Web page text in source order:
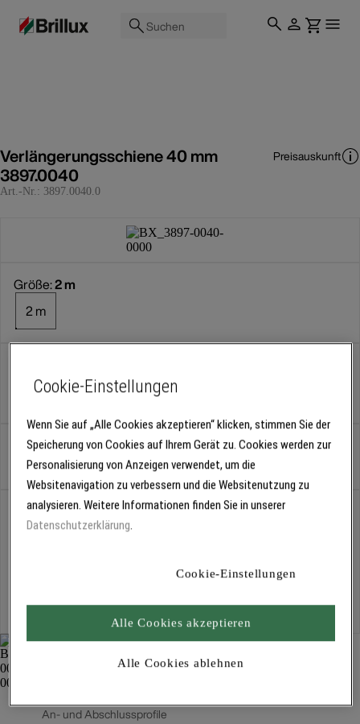
Suchen
Verlängerungsschiene 40 mm
3897.0040
Art.-Nr.: 3897.0040.0
Preisauskunft
Größe:2 m
2 m
2 m, f. weitere 40 mm Dämmung
Pack
Abholung
Für Verfügbarkeiten bitte
An- und Abschlussprofile
Cookie-Einstellungen
Wenn Sie auf „Alle Cookies akzeptieren“ klicken, stimmen Sie der
Speicherung von Cookies auf Ihrem Gerät zu. Cookies werden zur
Personalisierung von Anzeigen verwendet, um die
Websitenavigation zu verbessern und die Websitenutzung zu
analysieren. Weitere Informationen finden Sie in unserer
Datenschutzerklärung.
Cookie-Einstellungen
Alle Cookies ablehnen
Alle Cookies akzeptieren